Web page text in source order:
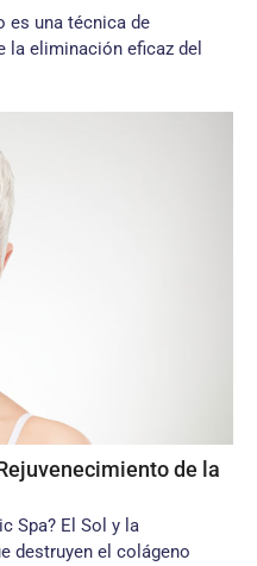
es una técnica de
la eliminación eficaz del
de la
Spa? El Sol y la
destruyen el colágeno